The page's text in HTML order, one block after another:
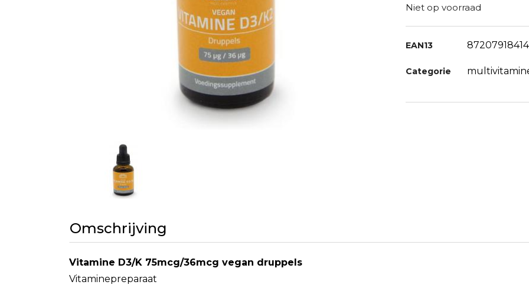
Niet op voorraad
EAN13
Categorie
Omschrijving
Vitamine D3/K 75mcg/36mcg vegan druppels
Vitaminepreparaat